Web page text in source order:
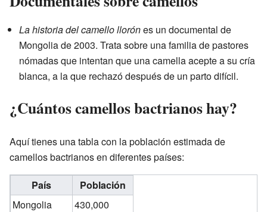
La historia del camello llorónes un documental de
Mongolia de 2003. Trata sobre una familia de pastores
nómadas que intentan que una camella acepte a su cría
blanca, a la que rechazó después de un parto difícil.
¿Cuántos camellos bactrianos hay?
Aquí tienes una tabla con la población estimada de
camellos bactrianos en diferentes países:
País
Población
Mongolia
430,000